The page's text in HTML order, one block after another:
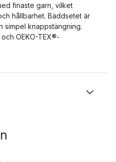
finaste garn, vilket
hållbarhet. Bäddsetet är
simpel knappstängning.
OEKO-TEX®-